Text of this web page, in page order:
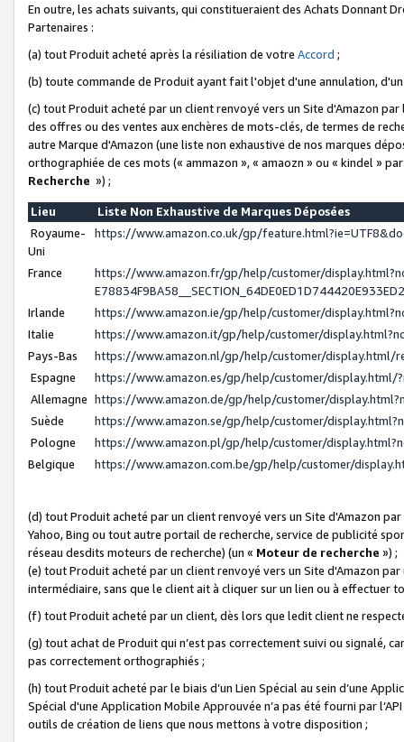
En outre, les achats suivants, qui constitueraient des Achats Donnant
Partenaires :
(a) tout Produit acheté après la résiliation de votre Accord ;
(b) toute commande de Produit ayant fait l'objet d'une annulation,
(c) tout Produit acheté par un client renvoyé vers un Site d'Amazon
des offres ou des ventes aux enchères de mots-clés, de termes de
autre Marque d'Amazon (une liste non exhaustive de nos marques
orthographiée de ces mots (« ammazon », « amaozn » ou « kindel »
Recherche ») ;
Lieu
Liste Non Exhaustive de Marques Déposées
Royaume-
Uni
https://www.amazon.co.uk/gp/
France
https://www.amazon.fr/gp/help/customer/
Irlande
https://www.amazon.ie/gp/help/customer/
Italie
https://www.amazon.it/gp/help/customer/
Pays-Bas
https://www.amazon.nl/gp/help/customer/display.html/
Espagne
https://www.amazon.es/gp/help/customer/display.html/
Allemagne https://www.amazon.de/gp/help/customer/
Suède
https://www.amazon.se/gp/help/customer/
Pologne
https://www.amazon.pl/gp/help/customer/
Belgique
https://www.amazon.com.be/gp/help/customer/
(d) tout Produit acheté par un client renvoyé vers un Site d'Amazon
Yahoo, Bing ou tout autre portail de recherche, service de publicité
réseau desdits moteurs de recherche) (un « Moteur de recherche ») ;
(e) tout Produit acheté par un client renvoyé vers un Site d'Amazon
intermédiaire, sans que le client ait à cliquer sur un lien ou à
(f) tout Produit acheté par un client, dès lors que ledit client ne
(g) tout achat de Produit qui n’est pas correctement suivi ou signalé,
pas correctement orthographiés ;
(h) tout Produit acheté par le biais d’un Lien Spécial au sein d’une
Spécial d'une Application Mobile Approuvée n’a pas été fourni par
outils de création de liens que nous mettons à votre disposition ;